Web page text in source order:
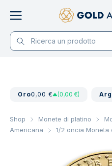
Oro0,00 € (0,00 €)
Shop Monete di platino
Americana
1/2 oncia Moneta